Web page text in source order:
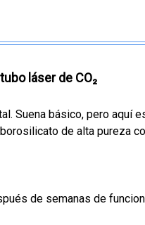
láser de CO₂
Suena básico, pero aquí
de alta pureza
de semanas de